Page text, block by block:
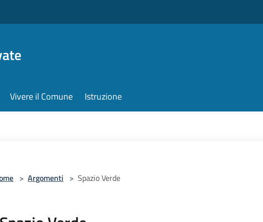
Vivere il Comune Istruzione
> Argomenti > Spazio Verde